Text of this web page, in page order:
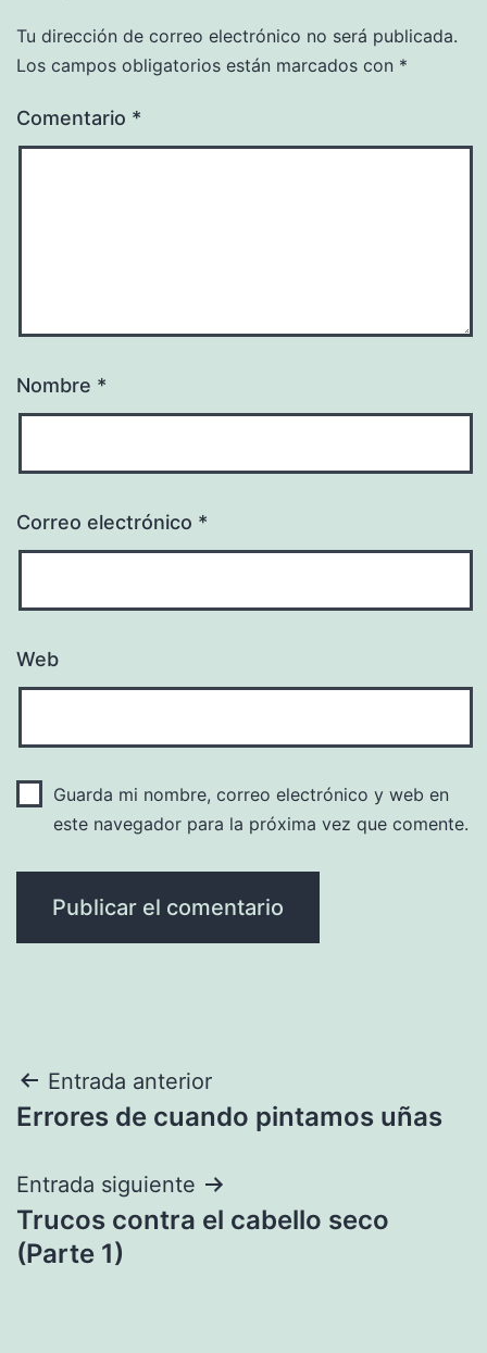
Tu dirección de correo electrónico no será publicada.
Los campos obligatorios están marcados con *
Comentario *
Nombre *
Correo electrónico *
Web
Guarda mi nombre, correo electrónico y web en
este navegador para la próxima vez que comente.
Navegación
de
entradas
Entrada anterior
Errores de cuando pintamos uñas
Entrada siguiente
Trucos contra el cabello seco
(Parte 1)